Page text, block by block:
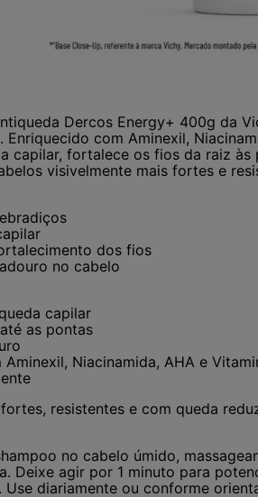
Dercos Energy+ 400g da
com Aminexil,
capilar, fortalece os fios da raiz
visivelmente mais fortes e
dos fios
no cabelo
capilar
as pontas
Niacinamida, AHA e
resistentes e com queda
no cabelo úmido,
Deixe agir por 1 minuto para
Use diariamente ou conforme